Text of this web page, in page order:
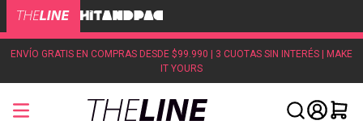
ENVÍO GRATIS EN COMPRAS DESDE $99.990 | 3 CUOTAS SIN INTERÉS | MAKE
IT YOURS